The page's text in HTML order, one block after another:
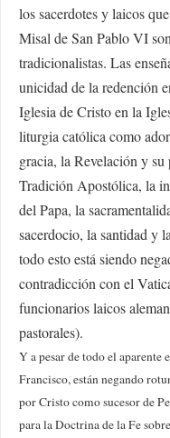
los sacerdotes y laicos
Misal de San Pablo VI
tradicionalistas. Las
unicidad de la redención
Iglesia de Cristo en la
liturgia católica como
gracia, la Revelación y
Tradición Apostólica, la
del Papa, la
sacerdocio, la santidad y
todo esto está siendo
contradicción con el
funcionarios laicos
pastorales).
Y a pesar de todo el aparente
Francisco, están negando
por Cristo como sucesor de
para la Doctrina de la Fe